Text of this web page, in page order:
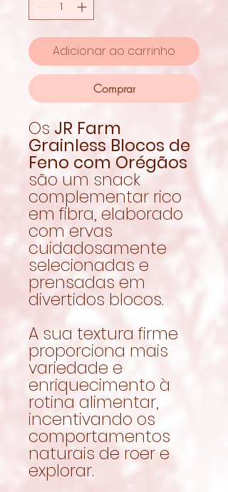
Adicionar ao carrinho
Comprar
Os JR Farm
Grainless Blocos de
Feno com Orégãos
são um snack
complementar rico
em fibra, elaborado
com ervas
cuidadosamente
selecionadas e
prensadas em
divertidos blocos.
A sua textura firme
proporciona mais
variedade e
enriquecimento à
rotina alimentar,
incentivando os
comportamentos
naturais de roer e
explorar.